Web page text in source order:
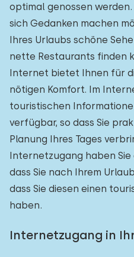
optimal genossen
sich Gedanken machen
Ihres Urlaubs schöne
nette Restaurants finden
Internet bietet Ihnen für
nötigen Komfort. Im
touristischen
verfügbar, so dass Sie
Planung Ihres Tages
Internetzugang haben Sie
dass Sie nach Ihrem
dass Sie diesen einen
haben.
Internetzugang in